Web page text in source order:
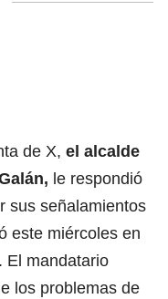
de X, el alcalde
le respondió
sus señalamientos
este miércoles en
. El mandatario
los problemas de